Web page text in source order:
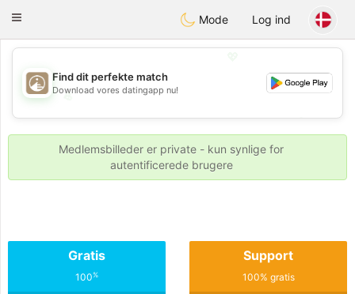
ahebik
Toggle
Mode Log ind
💖
💕
💕
Find dit perfekte match
Download vores datingapp nu!
Medlemsbilleder er private - kun synlige for
autentificerede brugere
Gratis
100%
Support
100% gratis